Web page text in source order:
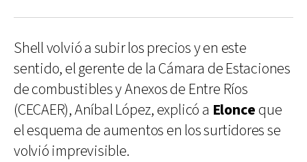
Shell volvió a subir los precios y en este
sentido, el gerente de la Cámara de Estaciones
de combustibles y Anexos de Entre Ríos
(CECAER), Aníbal López, explicó a Elonce que
el esquema de aumentos en los surtidores se
volvió imprevisible.